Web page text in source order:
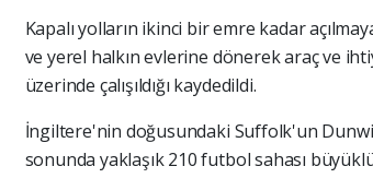
Kapalı yolların ikinci bir emre kadar
ve yerel halkın evlerine dönerek araç ve
üzerinde çalışıldığı kaydedildi.
İngiltere'nin doğusundaki Suffolk'un
sonunda yaklaşık 210 futbol sahası